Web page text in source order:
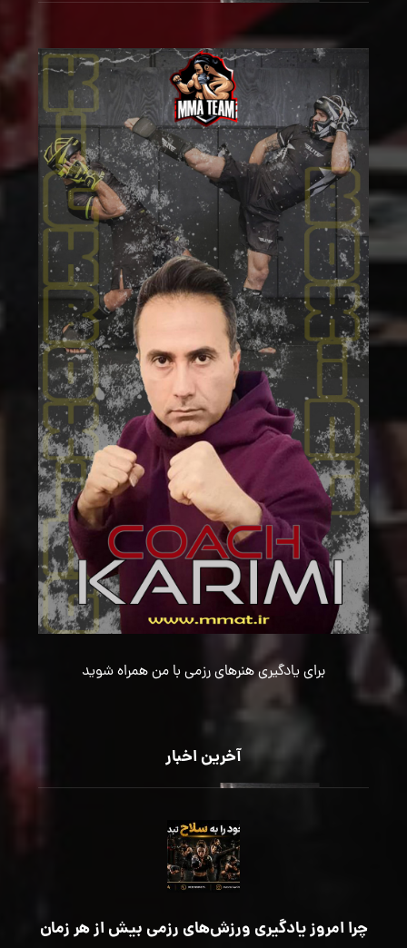
برای یادگیری هنرهای رزمی با من همراه شوید
آخرین اخبار
چرا امروز یادگیری ورزش‌های رزمی بیش از هر زمان